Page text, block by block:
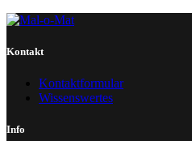
Kontakt
Kontaktformular
Wissenswertes
Info